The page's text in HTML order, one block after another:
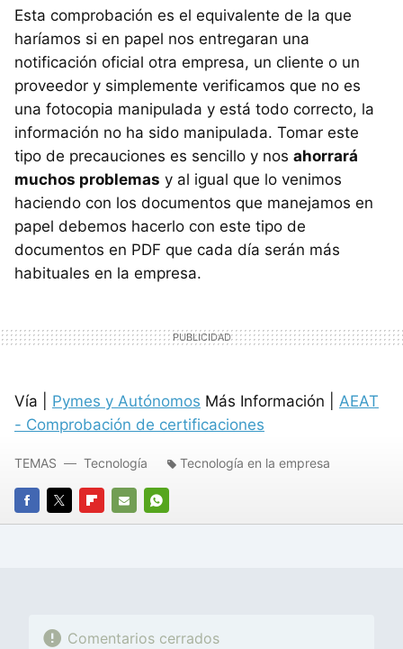
Esta comprobación es el equivalente de la que
haríamos si en papel nos entregaran una
notificación oficial otra empresa, un cliente o un
proveedor y simplemente verificamos que no es
una fotocopia manipulada y está todo correcto, la
información no ha sido manipulada. Tomar este
tipo de precauciones es sencillo y nos ahorrará
muchos problemas y al igual que lo venimos
haciendo con los documentos que manejamos en
papel debemos hacerlo con este tipo de
documentos en PDF que cada día serán más
habituales en la empresa.
Vía | Pymes y Autónomos Más Información | AEAT
- Comprobación de certificaciones
FACEBOOK
TWITTERFLIPBOARD
E-
WHATSAPP
TEMAS Tecnología Tecnología en la empresa
Comentarios cerrados